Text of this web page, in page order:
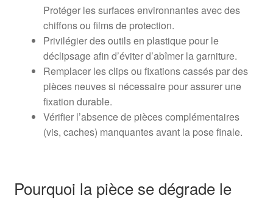
Protéger les surfaces environnantes avec des
chiffons ou films de protection.
Privilégier des outils en plastique pour le
déclipsage afin d’éviter d’abîmer la garniture.
Remplacer les clips ou fixations cassés par des
pièces neuves si nécessaire pour assurer une
fixation durable.
Vérifier l’absence de pièces complémentaires
(vis, caches) manquantes avant la pose finale.
Pourquoi la pièce se dégrade le